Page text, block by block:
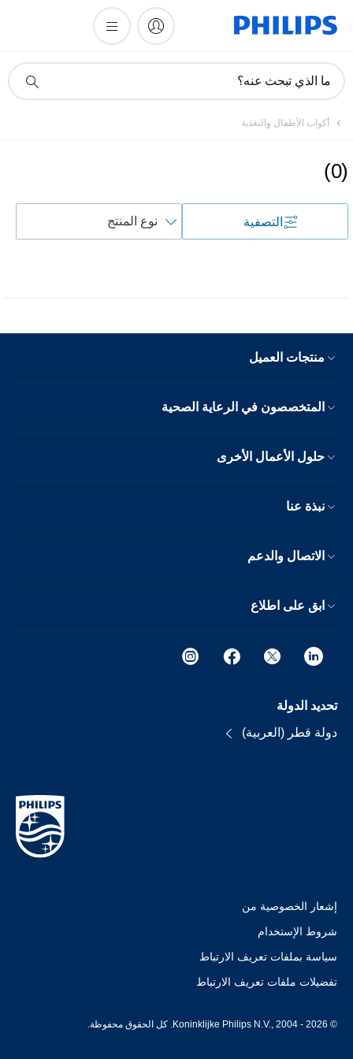
دعم
ما الذي تبحث عنه؟
أكواب الأطفال والتغذية
(
0
)
التصفية
حسب
منتجات العميل
المتخصصون في الرعاية الصحية
حلول الأعمال الأخرى
نبذة عنا
الاتصال والدعم
ابق على اطلاع
تحديد الدولة
دولة قطر (العربية)
إشعار الخصوصية من
شروط الإستخدام
سياسة بملفات تعريف الارتباط
تفضيلات ملفات تعريف الارتباط
© Koninklijke Philips N.V., 2004 - 2026. كل الحقوق محفوظة.